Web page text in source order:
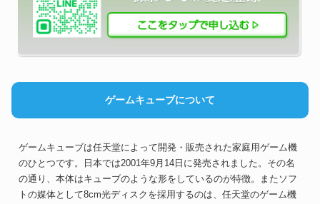
ゲームキューブについて
ゲームキューブは任天堂によって開発・販売された家庭用ゲーム機
のひとつです。日本では2001年9月14日に発売されました。その名
の通り、本体はキューブのような形をしているのが特徴。またソフ
トの媒体として8cm光ディスクを採用するのは、任天堂のゲーム機